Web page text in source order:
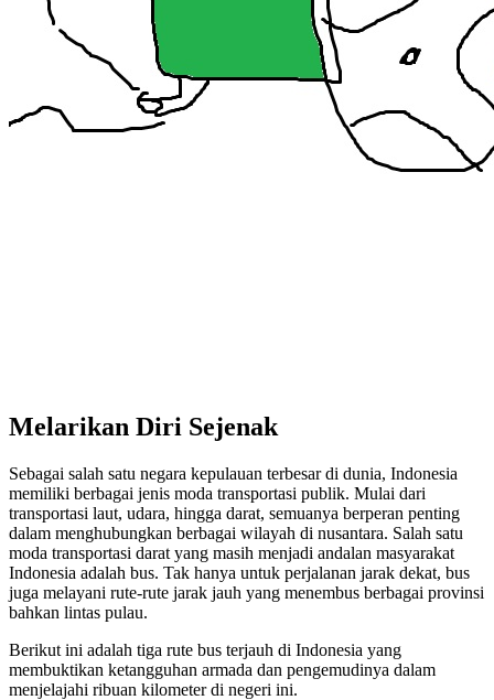
Melarikan Diri Sejenak
Sebagai salah satu negara kepulauan terbesar di dunia, Indonesia
memiliki berbagai jenis moda transportasi publik. Mulai dari
transportasi laut, udara, hingga darat, semuanya berperan penting
dalam menghubungkan berbagai wilayah di nusantara. Salah satu
moda transportasi darat yang masih menjadi andalan masyarakat
Indonesia adalah bus. Tak hanya untuk perjalanan jarak dekat, bus
juga melayani rute-rute jarak jauh yang menembus berbagai provinsi
bahkan lintas pulau.
Berikut ini adalah tiga rute bus terjauh di Indonesia yang
membuktikan ketangguhan armada dan pengemudinya dalam
menjelajahi ribuan kilometer di negeri ini.